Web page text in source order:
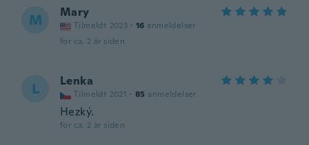
M Mary
Tilmeldt 2023 · 16 anmeldelser
for ca. 2 år siden
L Lenka
Tilmeldt 2021 · 85 anmeldelser
Hezký.
for ca. 2 år siden